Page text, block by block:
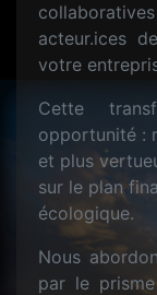
acteur.ices
votre
Cette
opportunité :
et plus
sur le plan
écologique.
Nous
par le